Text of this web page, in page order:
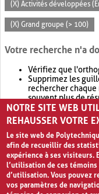
(X) Activités développées
(X) Grand groupe (> 100)
Votre recherche n'a
Vérifiez que
Supprimez les
rechercher
souvent plus de
Envisagez
retournera
NOTRE SITE WEB
REHAUSSER VOTRE
Le site web de
afin de recueillir des
expérience à ses visiteurs.
l’utilisation de ces
d’utilisation. Vous pouvez
vos paramètres de